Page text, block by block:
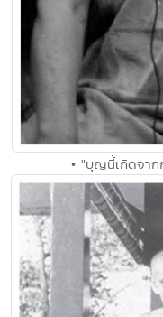
• "บุญนี้เกิดจาก